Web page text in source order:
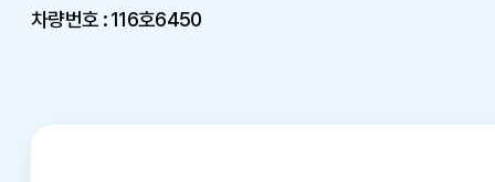
차량번호 : 116호6450